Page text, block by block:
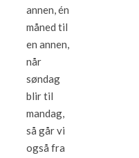
annen, én
måned til
en annen,
når
søndag
blir til
mandag,
så går vi
også fra